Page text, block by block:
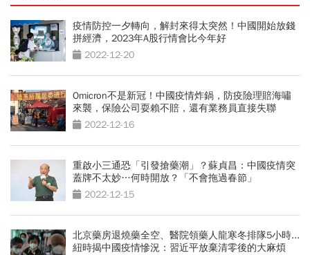
疫情防控一夕轉向，解封來得太突然！中國開始放錢
拼經濟，2023年A股行情會比今年好
2022-12-20
Omicron不是新冠！中國疫情炸鍋，防疫險理賠海嘯
來襲，保險公司耍賴不賠，還有業務員直接失聯
2022-12-16
重啟小三通恐「引發搶藥潮」？蘇貞昌：中國疫情突
蓋牌不太妙…何時開放？「不會拖過春節」
2022-12-15
北京藥房退燒藥全空、醫院領藥人龍寒冬排隊5小時...
紐時揭中國疫情慘況：習近平放棄清零後的大麻煩